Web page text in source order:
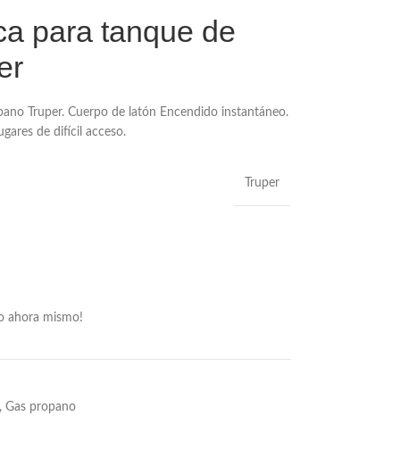
para tanque de
Truper. Cuerpo de latón Encendido instantáneo.
de difícil acceso.
Truper
ahora mismo!
, Gas propano